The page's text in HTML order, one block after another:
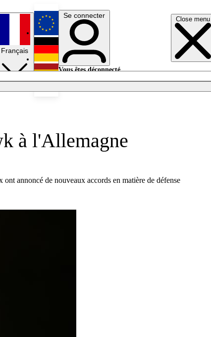
Close menu
Français
English
Deutsch
Se connecter
Vous êtes déconnecté.
à l'Allemagne
annoncé de nouveaux accords en matière de défense